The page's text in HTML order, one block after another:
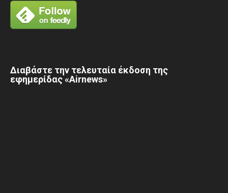
Διαβάστε την τελευταία έκδοση της
εφημερίδας «Airnews»